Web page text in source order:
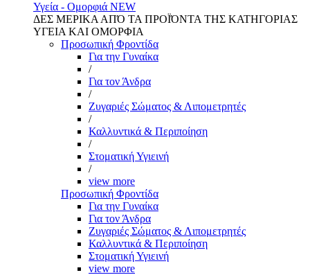
Υγεία - Ομορφιά NEW
ΔΕΣ ΜΕΡΙΚΑ ΑΠΌ ΤΑ ΠΡΟΪΌΝΤΑ ΤΗΣ ΚΑΤΗΓΟΡΙΑΣ
ΥΓΕΙΑ ΚΑΙ ΟΜΟΡΦΙΑ
Προσωπική Φροντίδα
Για την Γυναίκα
/
Για τον Άνδρα
/
Ζυγαριές Σώματος & Λιπομετρητές
/
Καλλυντικά & Περιποίηση
/
Στοματική Υγιεινή
/
view more
Προσωπική Φροντίδα
Για την Γυναίκα
Για τον Άνδρα
Ζυγαριές Σώματος & Λιπομετρητές
Καλλυντικά & Περιποίηση
Στοματική Υγιεινή
view more